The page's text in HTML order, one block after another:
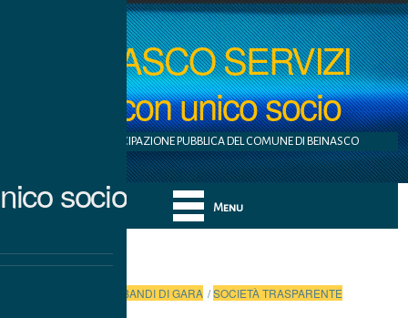
BEINASCO SERVIZI
S.r.l. con unico socio
AZIENDA A PARTECIPAZIONE PUBBLICA DEL COMUNE DI BEINASCO
Menu
socio
BANDI DI GARA /SOCIETÀ TRASPARENTE